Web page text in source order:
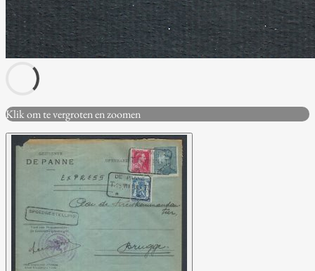
Klik om te vergroten en zoomen